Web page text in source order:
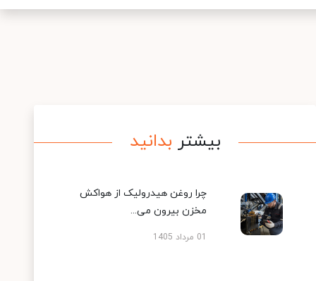
بیشتر بدانید
چرا روغن هیدرولیک از هواکش
مخزن بیرون می...
01 مرداد 1405